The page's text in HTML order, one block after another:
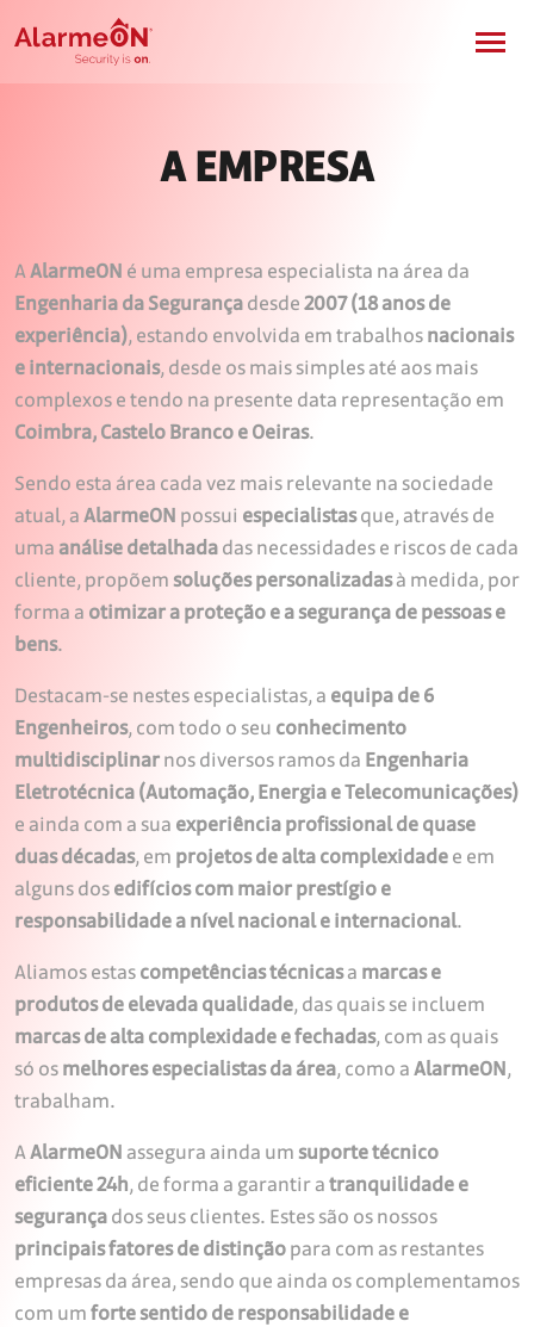
A EMPRESA
AAlarmeON é uma empresa especialista na área da
Engenharia da Segurança desde 2007 (18 anos de
experiência), estando envolvida em trabalhos nacionais
e internacionais, desde os mais simples até aos mais
complexos e tendo na presente data representação em
Coimbra, Castelo Branco e Oeiras.
Sendo esta área cada vez mais relevante na sociedade
atual, a AlarmeON possui especialistasque, através de
uma análise detalhada das necessidades e riscos de cada
cliente, propõem soluções personalizadasà medida, por
forma a otimizar a proteção e a segurança de pessoas e
bens.
Destacam-se nestes especialistas, a equipa de 6
Engenheiros, com todo o seu conhecimento
multidisciplinar nos diversos ramos da Engenharia
Eletrotécnica (Automação, Energia e Telecomunicações)
e ainda com a sua experiência profissional de quase
duas décadas, em projetos de alta complexidade e em
alguns dos edifícios com maior prestígio e
responsabilidade a nível nacional e internacional.
Aliamos estas competências técnicasa marcas e
produtos de elevada qualidade, das quais se incluem
marcas de alta complexidade e fechadas, com as quais
só os melhores especialistas da área, como a AlarmeON,
trabalham.
AAlarmeON assegura ainda um suporte técnico
eficiente 24h, de forma a garantir a tranquilidade e
segurança dos seus clientes. Estes são os nossos
principais fatores de distinção para com as restantes
empresas da área, sendo que ainda os complementamos
com um forte sentido de responsabilidade e